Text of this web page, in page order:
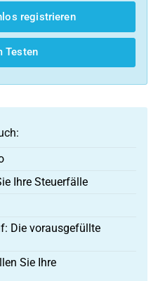
registrieren
Testen
Ihre Steuerfälle
Die vorausgefüllte
Sie Ihre